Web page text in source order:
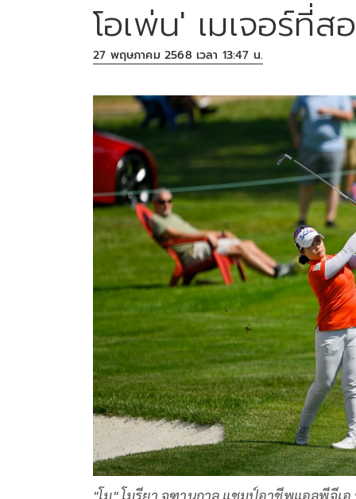
โอเพ่น' เมเจอร์ที่
27 พฤษภาคม 2568 เวลา 13:47 น.